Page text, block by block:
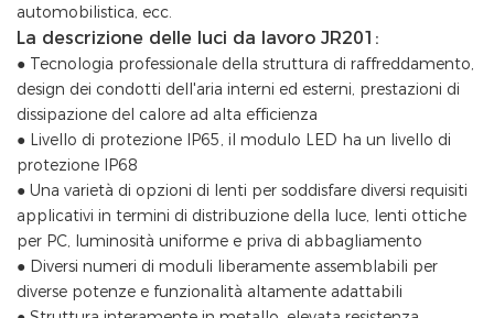
automobilistica, ecc.
La descrizione delle luci da lavoro JR201:
● Tecnologia professionale della struttura di raffreddamento,
design dei condotti dell'aria interni ed esterni, prestazioni di
dissipazione del calore ad alta efficienza
● Livello di protezione IP65, il modulo LED ha un livello di
protezione IP68
● Una varietà di opzioni di lenti per soddisfare diversi requisiti
applicativi in ​​termini di distribuzione della luce, lenti ottiche
per PC, luminosità uniforme e priva di abbagliamento
● Diversi numeri di moduli liberamente assemblabili per
diverse potenze e funzionalità altamente adattabili